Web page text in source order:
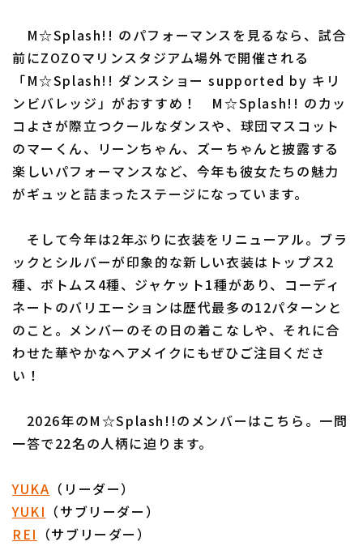
千葉ロッテマリーンズ
オリックス・バファローズ
福岡ソフトバンクホークス
利用規約 プライバシーポリシー
特定商取引法の表示 アルバイト募集（別ウィンドウで開く
M☆Splash!! のパフォーマンスを見るなら、試合
前にZOZOマリンスタジアム場外で開催される
「M☆Splash!! ダンスショー supported by キリ
ンビバレッジ」がおすすめ！ M☆Splash!! のカッ
コよさが際立つクールなダンスや、球団マスコット
のマーくん、リーンちゃん、ズーちゃんと披露する
楽しいパフォーマンスなど、今年も彼女たちの魅力
がギュッと詰まったステージになっています。
そして今年は2年ぶりに衣装をリニューアル。ブラ
ックとシルバーが印象的な新しい衣装はトップス2
種、ボトムス4種、ジャケット1種があり、コーディ
ネートのバリエーションは歴代最多の12パターンと
のこと。メンバーのその日の着こなしや、それに合
わせた華やかなヘアメイクにもぜひご注目くださ
い！
2026年のM☆Splash!!のメンバーはこちら。一問
一答で22名の人柄に迫ります。
YUKA （リーダー）
YUKI （サブリーダー）
REI （サブリーダー）